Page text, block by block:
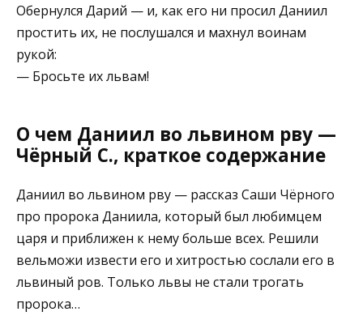
Обернулся Дарий — и, как его ни просил Даниил
простить их, не послушался и махнул воинам
рукой:
— Бросьте их львам!
О чем Даниил во львином рву —
Чёрный С., краткое содержание
Даниил во львином рву — рассказ Саши Чёрного
про пророка Даниила, который был любимцем
царя и приближен к нему больше всех. Решили
вельможи извести его и хитростью сослали его в
львиный ров. Только львы не стали трогать
пророка…